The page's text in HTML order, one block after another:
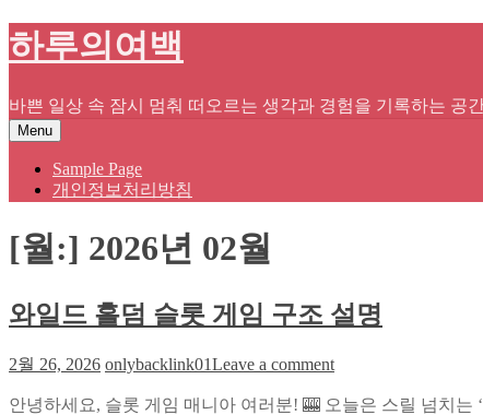
Skip
to
하루의여백
바쁜 일상 속 잠시 멈춰 떠오르는 생각과 경험을 기록하는 공
Menu
Sample Page
개인정보처리방침
[월:] 2026년 02월
와일드 홀덤 슬롯 게임 구조 설명
2월 26, 2026 onlybacklink01Leave a commenton
일
안녕하세요, 슬롯 게임 매니아 여러분! 🎰 오늘은 스릴 넘치